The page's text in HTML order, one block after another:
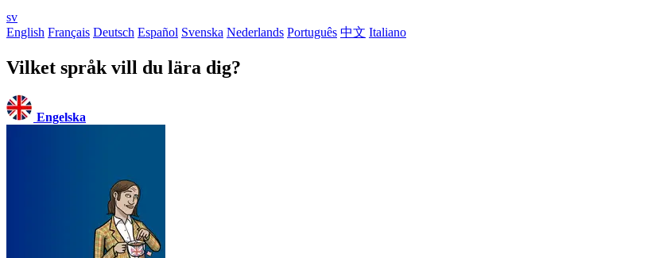
sv
English Français Deutsch Español Svenska Nederlands Português 中文 Italiano
Vilket språk vill du lära dig?
Engelska